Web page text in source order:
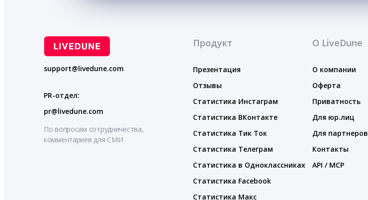
support@livedune.com
PR-отдел:
pr@livedune.com
По вопросам сотрудничества,
комментариев для СМИ
Продукт
Презентация
Отзывы
Статистика Инстаграм
Статистика ВКонтакте
Статистика Тик Ток
Статистика Телеграм
Статистика в Одноклассниках
Статистика Facebook
Статистика Макс
О LiveDune
О компании
Оферта
Приватность
Для юр.лиц
Для партнеров
Контакты
API / MCP